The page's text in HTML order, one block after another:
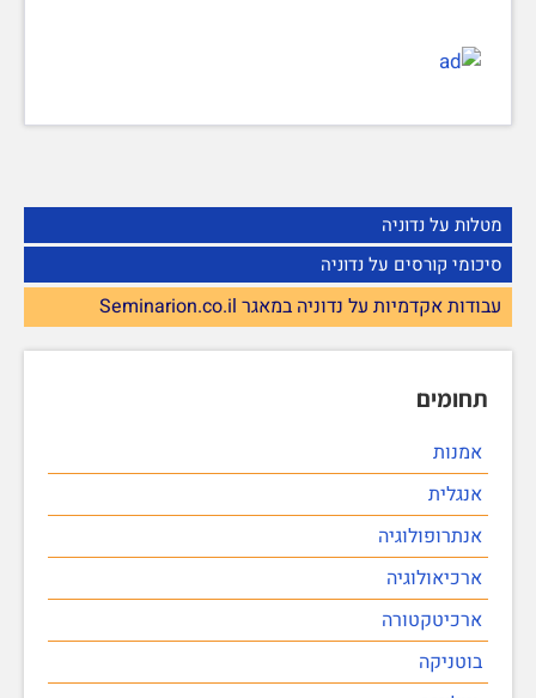
מטלות על נדוניה
סיכומי קורסים על נדוניה
עבודות אקדמיות על נדוניה במאגר Seminarion.co.il
תחומים
אמנות
אנגלית
אנתרופולוגיה
ארכיאולוגיה
ארכיטקטורה
בוטניקה